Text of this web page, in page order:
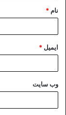
نام *
ایمیل *
وب‌ سایت